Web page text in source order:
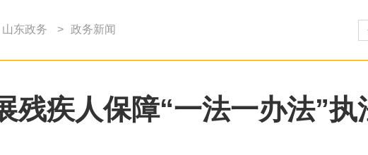
山东政务 > 政务新闻
残疾人保障“一法一办法”执